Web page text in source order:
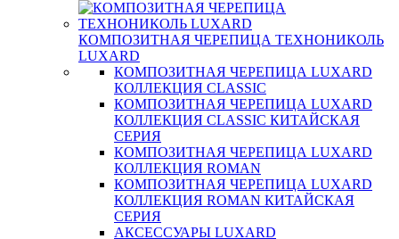
КОМПОЗИТНАЯ ЧЕРЕПИЦА ТЕХНОНИКОЛЬ
LUXARD
КОМПОЗИТНАЯ ЧЕРЕПИЦА LUXARD
КОЛЛЕКЦИЯ CLASSIC
КОМПОЗИТНАЯ ЧЕРЕПИЦА LUXARD
КОЛЛЕКЦИЯ CLASSIC КИТАЙСКАЯ
СЕРИЯ
КОМПОЗИТНАЯ ЧЕРЕПИЦА LUXARD
КОЛЛЕКЦИЯ ROMAN
КОМПОЗИТНАЯ ЧЕРЕПИЦА LUXARD
КОЛЛЕКЦИЯ ROMAN КИТАЙСКАЯ
СЕРИЯ
АКСЕССУАРЫ LUXARD